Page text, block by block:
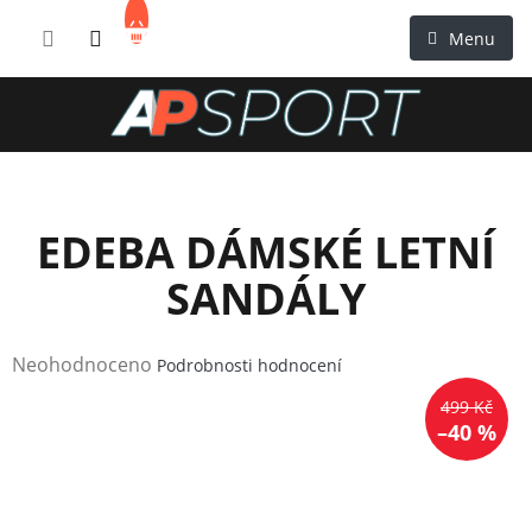
EDEBA DÁMSKÉ LETNÍ
SANDÁLY
Průměrné
Neohodnoceno Podrobnosti hodnocení
499 Kč
–40 %